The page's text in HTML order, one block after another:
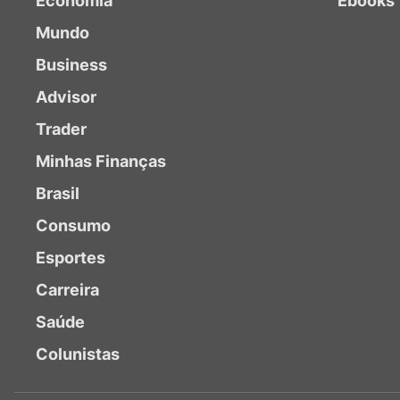
Mundo
Business
Advisor
Trader
Minhas Finanças
Brasil
Consumo
Esportes
Carreira
Saúde
Colunistas